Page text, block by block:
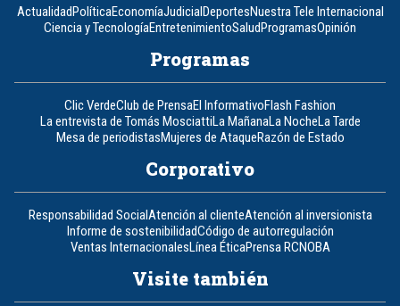
ActualidadPolíticaEconomíaJudicialDeportesNuestra Tele Internacional
Ciencia y TecnologíaEntretenimientoSaludProgramasOpinión
Programas
Clic VerdeClub de PrensaEl InformativoFlash Fashion
La entrevista de Tomás MosciattiLa MañanaLa NocheLa Tarde
Mesa de periodistasMujeres de AtaqueRazón de Estado
Corporativo
Responsabilidad SocialAtención al clienteAtención al inversionista
Informe de sostenibilidadCódigo de autorregulación
Ventas InternacionalesLínea ÉticaPrensa RCNOBA
Visite también